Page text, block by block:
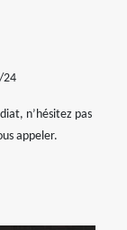
24
n’hésitez pas
appeler.